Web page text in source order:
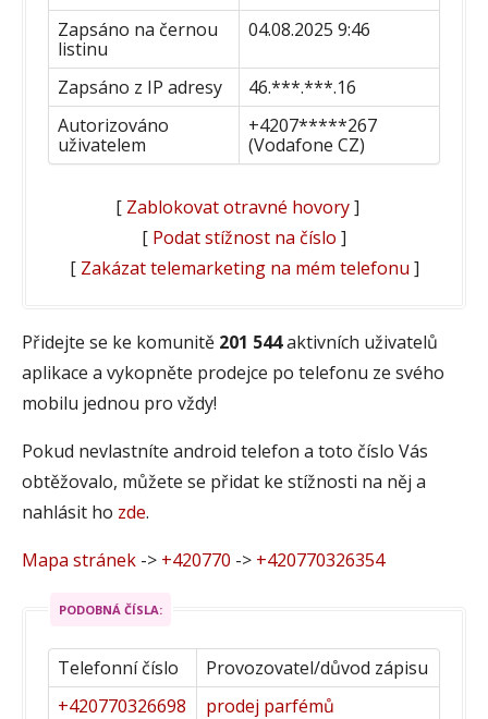
Zapsáno na černou
listinu
04.08.2025 9:46
Zapsáno z IP adresy
46.***.***.16
Autorizováno
uživatelem
+4207*****267
(Vodafone CZ)
[ Zablokovat otravné hovory]
[ Podat stížnost na číslo ]
[ Zakázat telemarketing na mém telefonu ]
Přidejte se ke komunitě 201 544aktivních uživatelů
aplikace a vykopněte prodejce po telefonu ze svého
mobilu jednou pro vždy!
Pokud nevlastníte android telefon a toto číslo Vás
obtěžovalo, můžete se přidat ke stížnosti na něj a
nahlásit ho zde.
Mapa stránek -> +420770 -> +420770326354
PODOBNÁ ČÍSLA:
Telefonní číslo
Provozovatel/důvod zápisu
+420770326698
prodej parfémů